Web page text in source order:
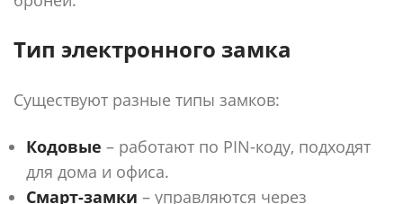
Тип электронного замка
Существуют разные типы замков:
Кодовые – работают по PIN-коду, подходят
для дома и офиса.
Смарт-замки – управляются через